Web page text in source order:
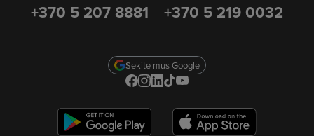
+370 5 207 8881 +370 5 219 0032
Sekite mus Google